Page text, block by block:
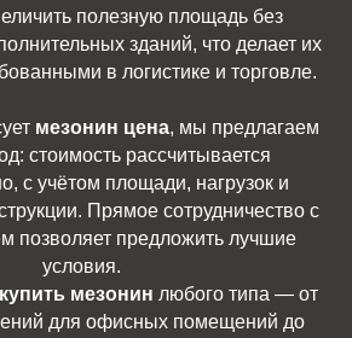
полезную площадь без
зданий, что делает их
в логистике и торговле.
мезонин цена, мы предлагаем
стоимость рассчитывается
с учётом площади, нагрузок и
Прямое сотрудничество с
позволяет предложить лучшие
условия.
купить мезонин любого типа — от
для офисных помещений до